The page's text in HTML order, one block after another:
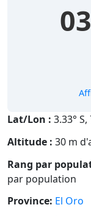
Lat/Lon : 3.33°
Altitude : 30 m
Rang par
par population
Province: El Oro